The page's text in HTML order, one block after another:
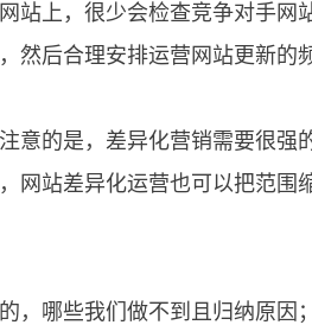
上，很少会检查竞争对手网
然后合理安排运营网站更新的
的是，差异化营销需要很强
网站差异化运营也可以把范围
哪些我们做不到且归纳原因